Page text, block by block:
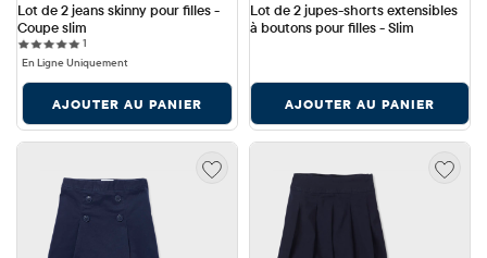
Lot de 2 jeans skinny pour filles -
Coupe slim
1
En Ligne Uniquement
AJOUTER AU PANIER
Lot de 2 jupes-shorts extensibles
à boutons pour filles - Slim
AJOUTER AU PANIER